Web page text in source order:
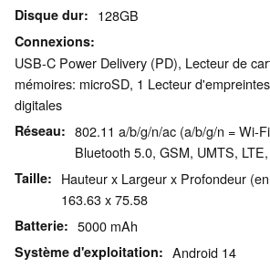
Disque dur 128GB
Connexions
USB-C Power Delivery (PD), Lecteur de
mémoires: microSD, 1 Lecteur d'empreintes
digitales
Réseau
802.11 a/b/g/n/ac (a/b/g/n = Wi-
Bluetooth 5.0, GSM, UMTS,
Taille
Hauteur x Largeur x Profondeur
163.63 x 75.58
Batterie 5000 mAh
Système d'exploitation Android 14